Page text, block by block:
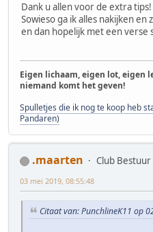
Dank u allen voor de extra tips!
Sowieso ga ik alles nakijken
en dan hopelijk met een verse
Eigen lichaam, eigen lot, eigen
niemand komt het geven!
Spulletjes die ik nog te koop heb
Pandaren)
.maarten
Club Bestuur
03 mei 2019, 08:55:48
Citaat van: PunchlineK11 op